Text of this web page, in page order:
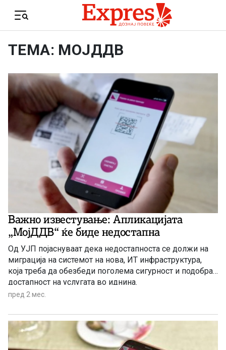
Menu
ТЕМА: МОЈДДВ
Важно известување: Апликацијата
„МојДДВ“ ќе биде недостапна
Од УЈП појаснуваат дека недостапноста се должи на
миграција на системот на нова, ИТ инфраструктура,
која треба да обезбеди поголема сигурност и подобра
достапност на услугата во иднина.
пред 2 мес.